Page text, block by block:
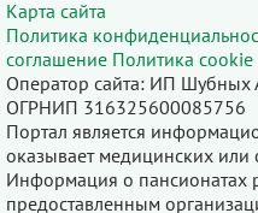
Карта сайта
Политика
соглашение Политика cookie
Оператор сайта: ИП
ОГРНИП 316325600085756
Портал является
оказывает медицинских или
Информация о
предоставленным